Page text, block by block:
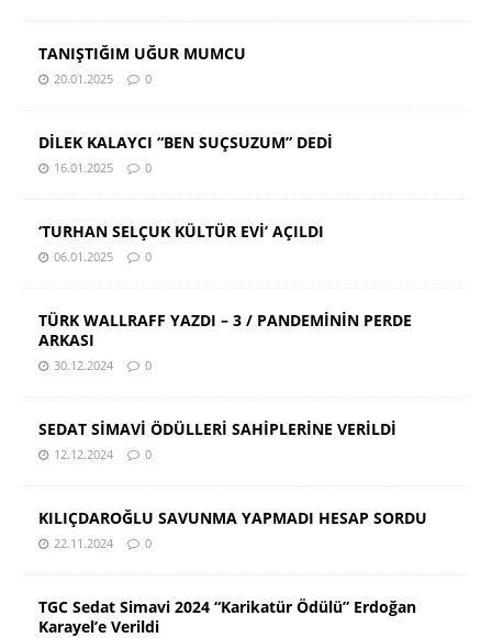
TANIŞTIĞIM UĞUR MUMCU
20.01.2025 0
DİLEK KALAYCI “BEN SUÇSUZUM” DEDİ
16.01.2025 0
‘TURHAN SELÇUK KÜLTÜR EVİ’ AÇILDI
06.01.2025 0
TÜRK WALLRAFF YAZDI – 3 / PANDEMİNİN PERDE
ARKASI
30.12.2024 0
SEDAT SİMAVİ ÖDÜLLERİ SAHİPLERİNE VERİLDİ
12.12.2024 0
KILIÇDAROĞLU SAVUNMA YAPMADI HESAP SORDU
22.11.2024 0
TGC Sedat Simavi 2024 “Karikatür Ödülü” Erdoğan
Karayel’e Verildi